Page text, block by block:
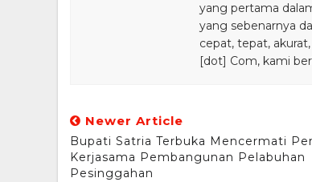
yang pertama
yang sebenarnya
cepat, tepat,
[dot] Com, kami
Newer Article
Bupati Satria Terbuka Mencermati
Kerjasama Pembangunan Pelabuhan
Pesinggahan